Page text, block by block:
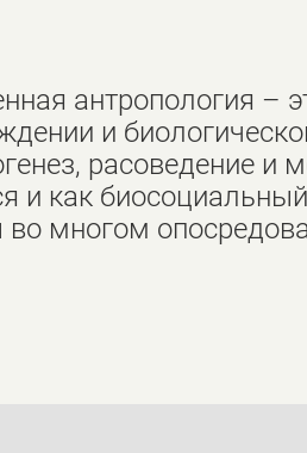
антропология –
и
расоведение и
и как
во многом